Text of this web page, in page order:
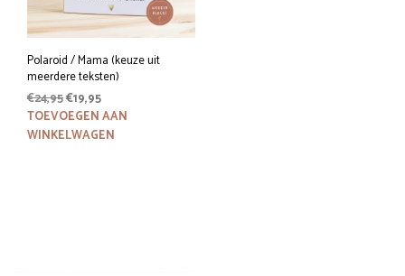
Polaroid / Mama (keuze uit
meerdere teksten)
€24,95Oorspronkelijke
prijs
was:
€19,95Huidige
prijs
is:
TOEVOEGEN AAN
WINKELWAGEN